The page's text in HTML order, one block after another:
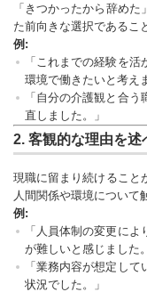
「きつかったから辞め
た前向きな選択であるこ
例:
「これまでの経験を
環境で働きたいと考え
「自分の介護観と合
直しました。」
2. 客観的な理由を述
現職に留まり続けること
人間関係や環境について
例:
「人員体制の変更に
が難しいと感じました
「業務内容が想定し
状況でした。」